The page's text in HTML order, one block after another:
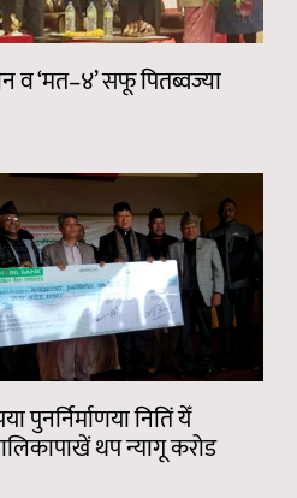
व ‘मत–४’ सफू पितब्वज्या
पुनर्निर्माणया नितिं येँ
थप न्यागू करोड